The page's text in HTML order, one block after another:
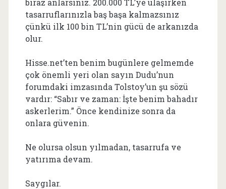
biraz anlarsınız. 200.000 TL’ye ulaşırken
tasarruflarınızla baş başa kalmazsınız
çünkü ilk 100 bin TL’nin gücü de arkanızda
olur.
Hisse.net’ten benim bugünlere gelmemde
çok önemli yeri olan sayın Dudu’nun
forumdaki imzasında Tolstoy’un şu sözü
vardır: “Sabır ve zaman: İşte benim bahadır
askerlerim.” Önce kendinize sonra da
onlara güvenin.
Ne olursa olsun yılmadan, tasarrufa ve
yatırıma devam.
Saygılar.